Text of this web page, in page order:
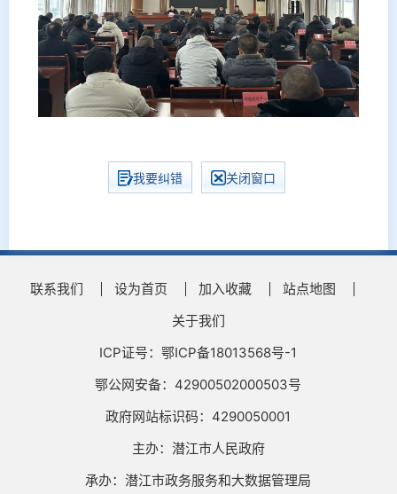
我要纠错 关闭窗口
联系我们 设为首页 加入收藏
站点地图
关于我们
ICP证号：鄂ICP备18013568号-1
鄂公网安备：42900502000503号
政府网站标识码：4290050001
主办：潜江市人民政府
承办：潜江市政务服务和大数据管理局